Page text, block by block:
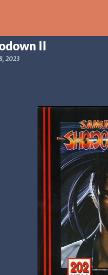
Labyrinth
[POD] PODCAST [PS5]
II
2023